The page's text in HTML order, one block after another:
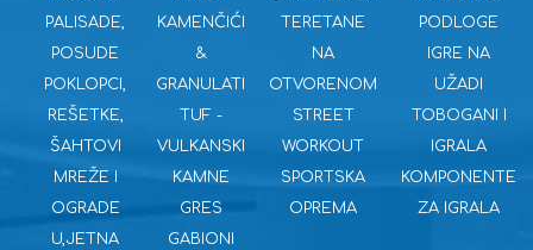
PALISADE,
POSUDE
POKLOPCI,
REŠETKE,
ŠAHTOVI
MREŽE I
OGRADE
U,JETNA
KAMENČIĆI
&
GRANULATI
TUF -
VULKANSKI
KAMNE
GRES
GABIONI
TERETANE
NA
OTVORENOM
STREET
WORKOUT
SPORTSKA
OPREMA
PODLOGE
IGRE NA
UŽADI
TOBOGANI I
IGRALA
KOMPONENTE
ZA IGRALA